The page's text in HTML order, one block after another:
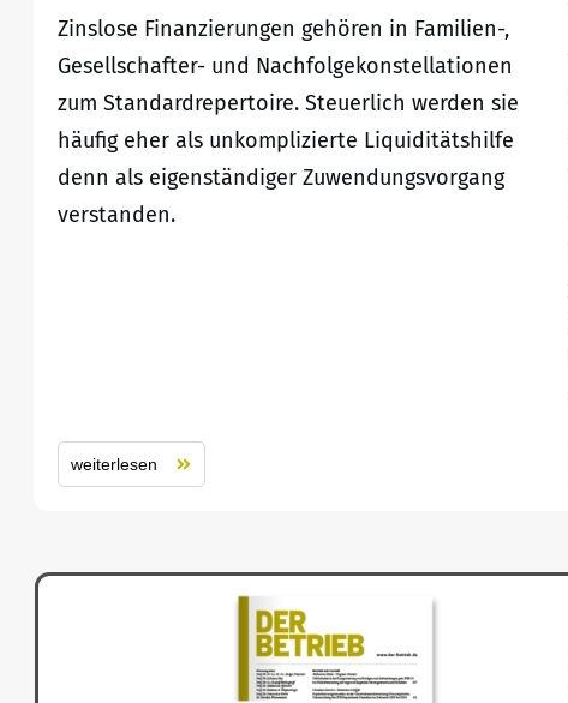
Zinslose Finanzierungen gehören in Familien-,
Gesellschafter- und Nachfolgekonstellationen
zum Standardrepertoire. Steuerlich werden sie
häufig eher als unkomplizierte Liquiditätshilfe
denn als eigenständiger Zuwendungsvorgang
verstanden.
weiterlesen